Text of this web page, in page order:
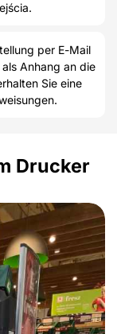
per E-Mail
Anhang an die
Sie eine
Drucker